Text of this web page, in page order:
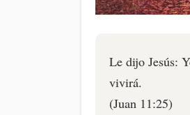
Le dijo Jesús:
vivirá.
(Juan 11:25)